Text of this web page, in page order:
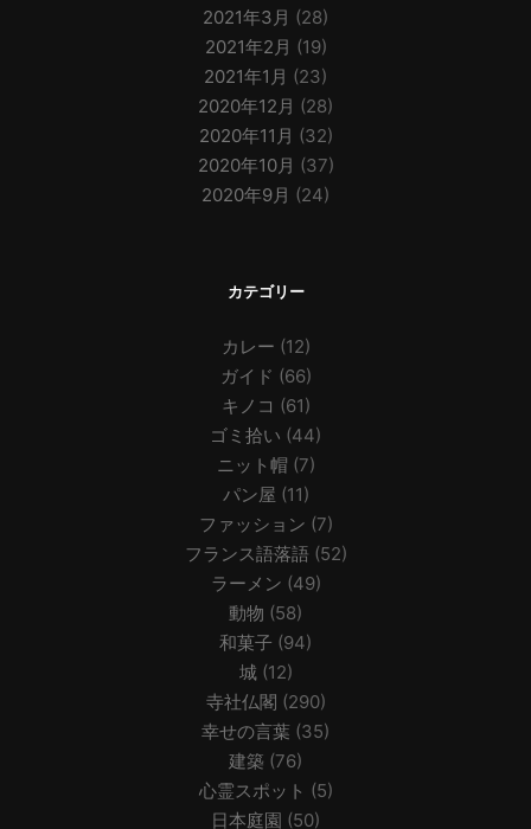
2021年3月 (28)
2021年2月 (19)
2021年1月 (23)
2020年12月 (28)
2020年11月 (32)
2020年10月 (37)
2020年9月 (24)
カテゴリー
カレー (12)
ガイド (66)
キノコ (61)
ゴミ拾い (44)
ニット帽 (7)
パン屋 (11)
ファッション (7)
フランス語落語 (52)
ラーメン (49)
動物 (58)
和菓子 (94)
城(12)
寺社仏閣 (290)
幸せの言葉 (35)
建築 (76)
心霊スポット (5)
日本庭園 (50)